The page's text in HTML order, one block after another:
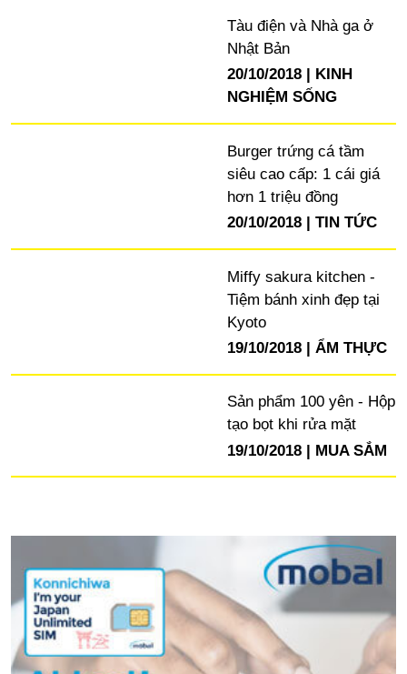
Tàu điện và Nhà ga ở
Nhật Bản
20/10/2018
KINH
NGHIỆM SỐNG
Burger trứng cá tầm
siêu cao cấp: 1 cái giá
hơn 1 triệu đồng
20/10/2018
TIN TỨC
Miffy sakura kitchen -
Tiệm bánh xinh đẹp tại
Kyoto
19/10/2018
ẨM THỰC
Sản phẩm 100 yên - Hộp
tạo bọt khi rửa mặt
19/10/2018
MUA SẮM